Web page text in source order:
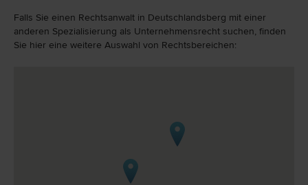
Falls Sie einen Rechtsanwalt in Deutschlandsberg mit einer
anderen Spezialisierung als Unternehmensrecht suchen, finden
Sie hier eine weitere Auswahl von Rechtsbereichen: